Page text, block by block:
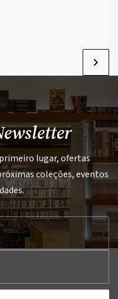
lugar, ofertas
coleções, eventos